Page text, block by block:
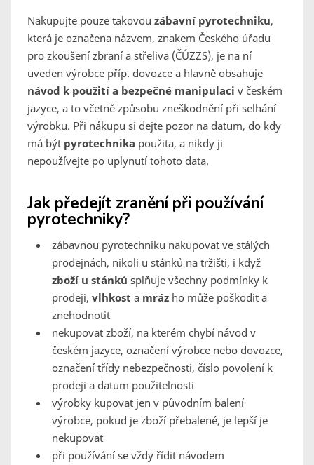
Nakupujte pouze takovou zábavní pyrotechniku,
která je označena názvem, znakem Českého úřadu
pro zkoušení zbraní a střeliva (ČÚZZS), je na ní
uveden výrobce příp. dovozce a hlavně obsahuje
návod k použití a bezpečné manipulaci v českém
jazyce, a to včetně způsobu zneškodnění při selhání
výrobku. Při nákupu si dejte pozor na datum, do kdy
má být pyrotechnika použita, a nikdy ji
nepoužívejte po uplynutí tohoto data.
Jak předejít zranění při používání
pyrotechniky?
zábavnou pyrotechniku nakupovat ve stálých
prodejnách, nikoli u stánků na tržišti, i když
zboží u stánků splňuje všechny podmínky k
prodeji, vlhkost a mráz ho může poškodit a
znehodnotit
nekupovat zboží, na kterém chybí návod v
českém jazyce, označení výrobce nebo dovozce,
označení třídy nebezpečnosti, číslo povolení k
prodeji a datum použitelnosti
výrobky kupovat jen v původním balení
výrobce, pokud je zboží přebalené, je lepší je
nekupovat
při používání se vždy řídit návodem